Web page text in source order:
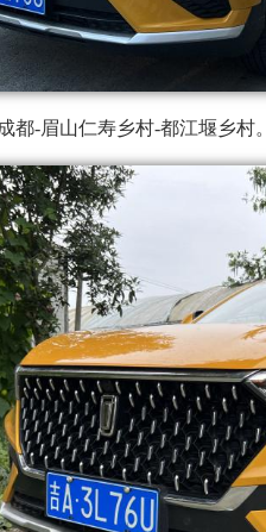
-眉山仁寿乡村-都江堰乡村。